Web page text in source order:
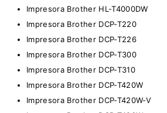
Impresora Brother HL-T4000DW
Impresora Brother DCP-T220
Impresora Brother DCP-T226
Impresora Brother DCP-T300
Impresora Brother DCP-T310
Impresora Brother DCP-T420W
Impresora Brother DCP-T420W-V